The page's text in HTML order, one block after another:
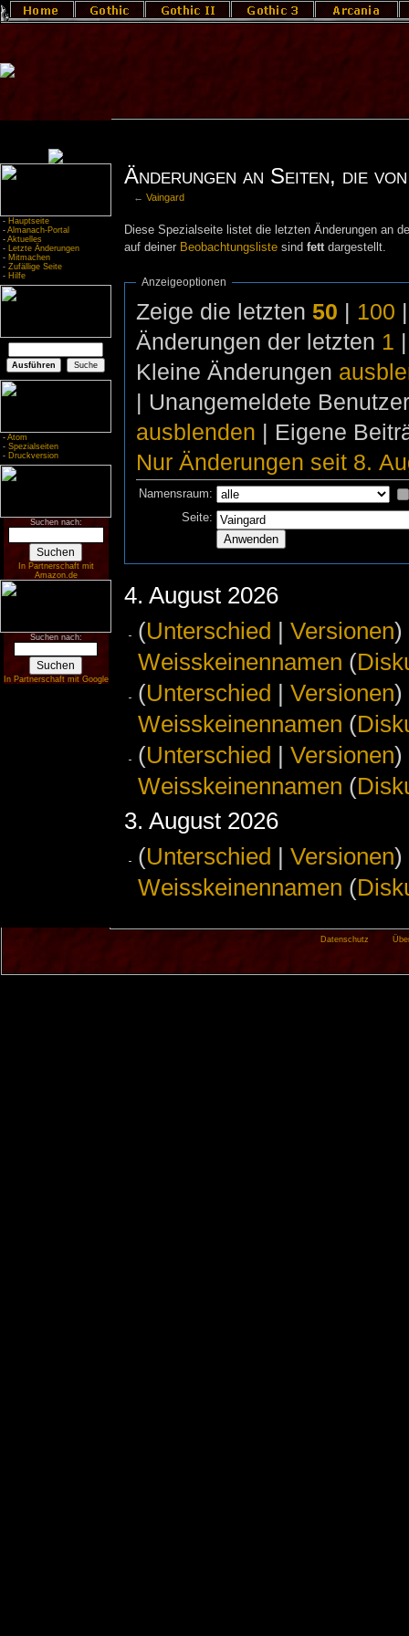
- Hauptseite
- Almanach-Portal
- Aktuelles
- Letzte Änderungen
- Mitmachen
- Zufällige Seite
- Hilfe
- Atom
- Spezialseiten
- Druckversion
Suchen nach:
In Partnerschaft mit
Amazon.de
Suchen nach:
In Partnerschaft mit Google
Änderungen an Seiten, die
←Vaingard
Diese Spezialseite listet die letzten Änderungen an
auf deiner Beobachtungslistesind fettdargestellt.
Anzeigeoptionen
Zeige die letzten 50 | 100
Änderungen der letzten 1
Kleine Änderungen
| Unangemeldete
ausblenden | Eigene
Nur Änderungen seit 8.
Namensraum:
Seite:
4. August 2026
(Unterschied | Versionen)
Weisskeinennamen (
(Unterschied | Versionen)
Weisskeinennamen (
(Unterschied | Versionen)
Weisskeinennamen (
3. August 2026
(Unterschied | Versionen)
Weisskeinennamen (
Datenschutz